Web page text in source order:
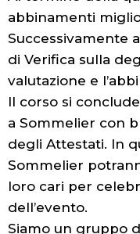
abbinamenti
Successivamente
di Verifica sulla
valutazione e
Il corso si
a Sommelier con
degli Attestati. In
Sommelier
loro cari per
dell’evento.
Siamo un gruppo